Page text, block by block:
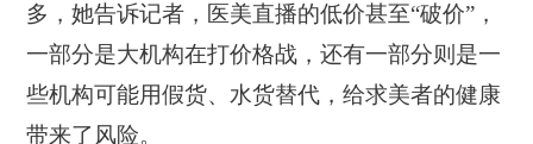
多，她告诉记者，医美直播的低价甚至“破价”，
一部分是大机构在打价格战，还有一部分则是一
些机构可能用假货、水货替代，给求美者的健康
带来了风险。